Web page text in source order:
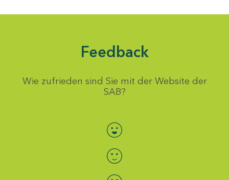
Feedback
Wie zufrieden sind Sie mit der Website der
SAB?
Bewertung auswählen